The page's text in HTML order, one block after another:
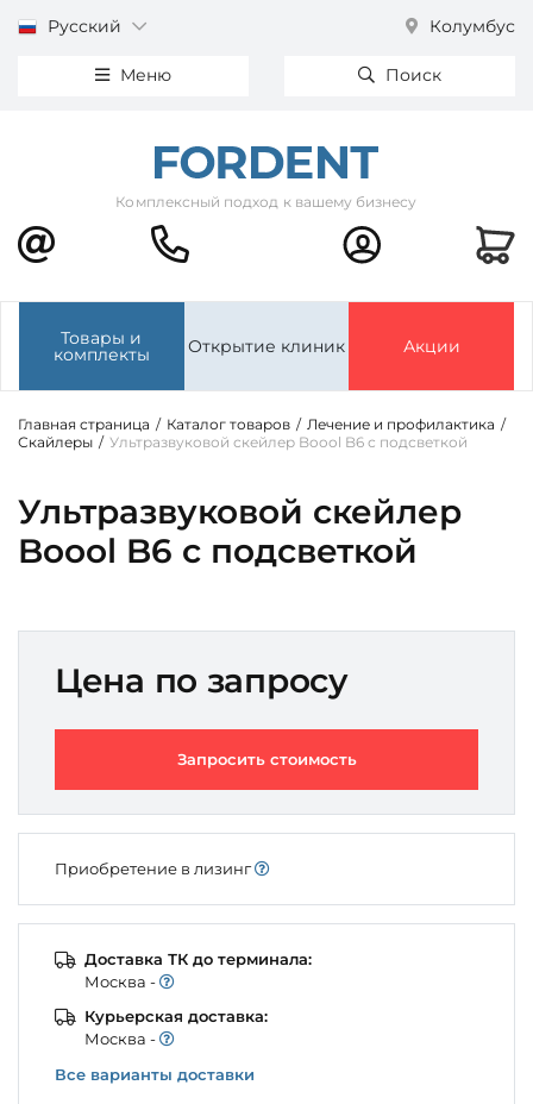
Русский Колумбус
Меню Поиск
Комплексный подход к вашему бизнесу
Товары и
комплекты Открытие клиник Акции
Главная страница / Каталог товаров / Лечение и профилактика /
Скайлеры / Ультразвуковой скейлер Boool B6 с подсветкой
Ультразвуковой скейлер
Boool B6 с подсветкой
Цена по запросу
Запросить стоимость
Приобретение в лизинг
Доставка ТК до терминала:
Моcква -
Курьерская доставка:
Моcква -
Все варианты доставки